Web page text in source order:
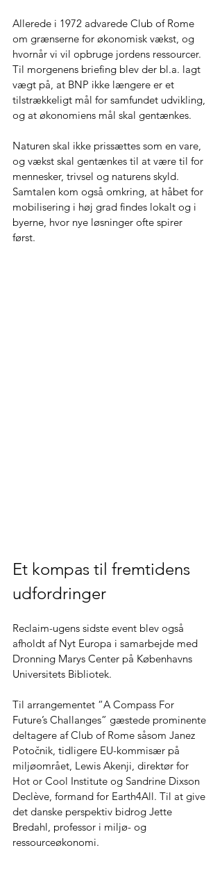
Allerede i 1972 advarede Club of Rome
om grænserne for økonomisk vækst, og
hvornår vi vil opbruge jordens ressourcer.
Til morgenens briefing blev der bl.a. lagt
vægt på, at BNP ikke længere er et
tilstrækkeligt mål for samfundet udvikling,
og at økonomiens mål skal gentænkes.
Naturen skal ikke prissættes som en vare,
og vækst skal gentænkes til at være til for
mennesker, trivsel og naturens skyld.
Samtalen kom også omkring, at håbet for
mobilisering i høj grad findes lokalt og i
byerne, hvor nye løsninger ofte spirer
først.
Et kompas til fremtidens
udfordringer
Reclaim-ugens sidste event blev også
afholdt af Nyt Europa i samarbejde med
Dronning Marys Center på Københavns
Universitets Bibliotek.
Til arrangementet “A Compass For
Future’s Challanges” gæstede prominente
deltagere af Club of Rome såsom Janez
Potočnik, tidligere EU-kommisær på
miljøområet, Lewis Akenji, direktør for
Hot or Cool Institute og Sandrine Dixson
Declève, formand for Earth4All. Til at give
det danske perspektiv bidrog Jette
Bredahl, professor i miljø- og
ressourceøkonomi.